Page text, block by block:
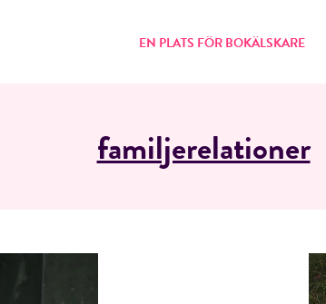
EN PLATS FÖR BOKÄLSKARE
familjerelationer